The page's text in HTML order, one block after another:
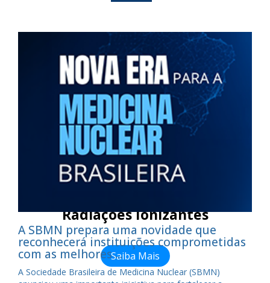
Exame de Seleção para Ingresso
no Mestrado (2026.2)
Saiba Mais
Participe do XII Congresso
Radiações Ionizantes
Saiba Mais
A SBMN prepara uma novidade que
reconhecerá instituições comprometidas
com as melhores ...
A Sociedade Brasileira de Medicina Nuclear (SBMN)